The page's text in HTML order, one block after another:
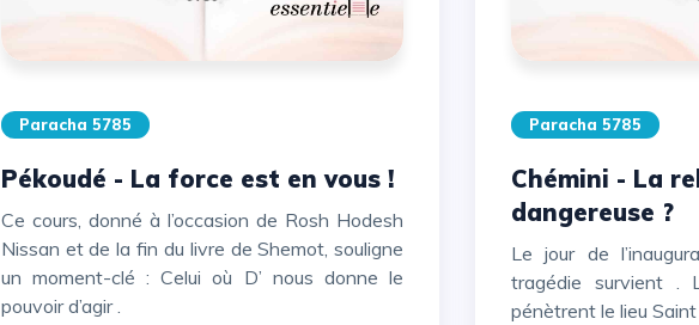
Paracha 5785
Pékoudé - La force est en vous !
Ce cours, donné à l’occasion de Rosh Hodesh
Nissan et de la fin du livre de Shemot, souligne
un moment-clé : Celui où D’ nous donne le
pouvoir d’agir .
Paracha 5785
Chémini - La religion est elle
dangereuse ?
Le jour de l’inauguration du tabernacle, une
tragédie survient .
pénètrent le lieu